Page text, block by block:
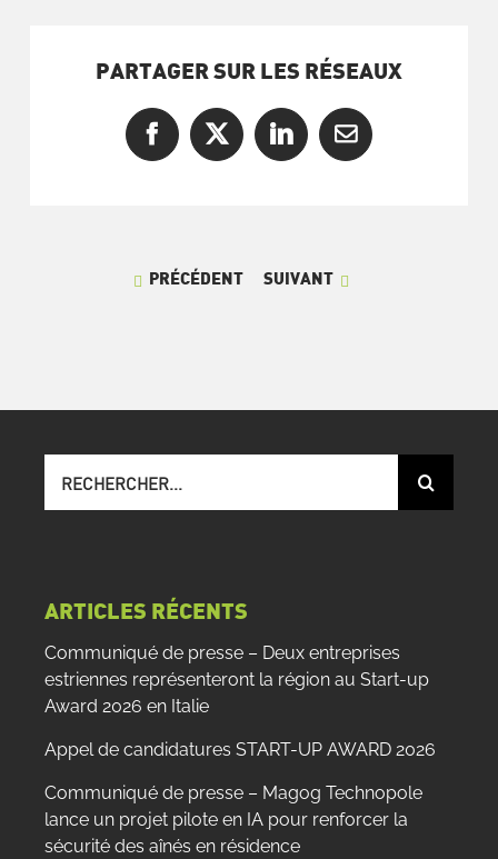
PARTAGER SUR LES RÉSEAUX
Facebook
X LinkedInCourriel
PRÉCÉDENT SUIVANT
sur
ARTICLES RÉCENTS
Communiqué de presse – Deux entreprises
estriennes représenteront la région au Start-up
Award 2026 en Italie
Appel de candidatures START-UP AWARD 2026
Communiqué de presse – Magog Technopole
lance un projet pilote en IA pour renforcer la
sécurité des aînés en résidence